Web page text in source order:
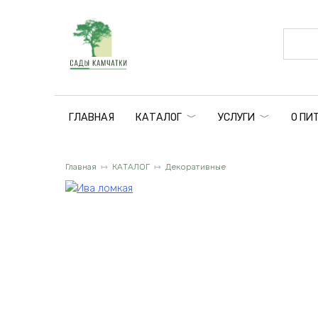
ГЛАВНАЯ КАТАЛОГ УСЛУГИ О
Главная КАТАЛОГ Декоративные